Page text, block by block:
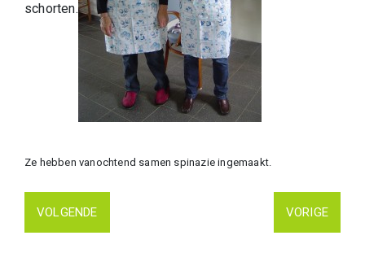
schorten.
Ze hebben vanochtend samen spinazie ingemaakt.
VOLGENDE VORIGE